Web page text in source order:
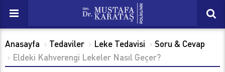
Anasayfa Tedaviler Leke Tedavisi
Soru & Cevap
Eldeki Kahverengi Lekeler Nasıl Geçer?